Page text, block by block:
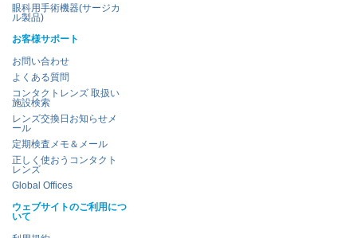
眼科用手術機器(サージカ
ル製品)
お客様サポート
お問い合わせ
よくある質問
コンタクトレンズ 取扱い
施設検索
レンズ交換日お知らせメ
ール
定期検査メモ＆メール
正しく使おうコンタクト
レンズ
Global Offices
ウェブサイトのご利用につ
いて